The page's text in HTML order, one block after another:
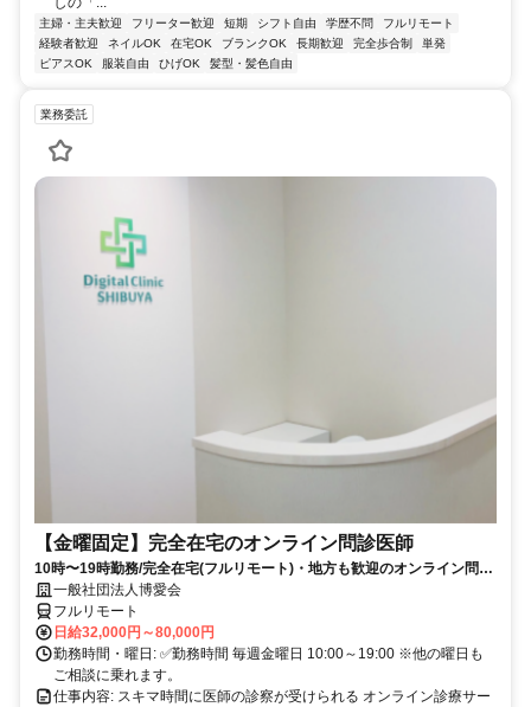
主婦・主夫歓迎 フリーター歓迎 短期 シフト自由 学歴不問
フルリモート
経験者歓迎
ネイルOK 在宅OK ブランクOK 長期歓迎 完全歩合制
単発
ピアスOK
服装自由 ひげOK 髪型・髪色自由
業務委託
【金曜固定】完全在宅のオンライン問診医師
10時〜19時勤務/完全在宅(フルリモート)・地方も歓迎のオンライン問診
業務一般社団法人博愛会
フルリモート
日給32,000円～80,000円
勤務時間・曜日: ✅勤務時間 毎週金曜日 10:00～19:00 ※他の曜日も
ご相談に乗れます。
仕事内容: スキマ時間に医師の診察が受けられる オンライン診療サー